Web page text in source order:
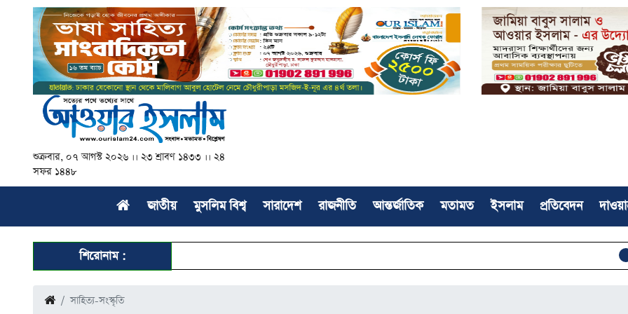
শুক্রবার, ০৭ আগস্ট ২০২৬ ।। ২৩ শ্রাবণ ১৪৩৩ ।। ২৪
সফর ১৪৪৮
জাতীয় মুসলিম বিশ্ব সারাদেশ রাজনীতি আন্তর্জাতিক মতামত ইসলাম প্রতিবেদন
শিরোনাম : ইসলামী
সাহিত্য-সংস্কৃতি